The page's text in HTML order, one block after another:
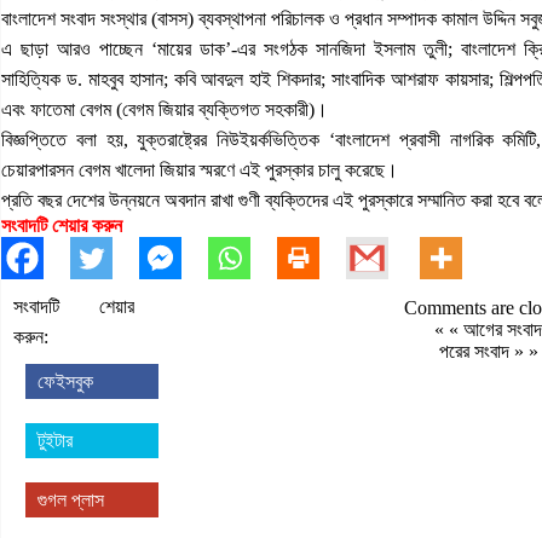
বাংলাদেশ সংবাদ সংস্থার (বাসস) ব্যবস্থাপনা পরিচালক ও প্রধান সম্পাদক কামাল উদ্দিন
এ ছাড়া আরও পাচ্ছেন ‘মায়ের ডাক’-এর সংগঠক সানজিদা ইসলাম তুলী; বাংলাদেশ
সাহিত্যিক ড. মাহবুব হাসান; কবি আবদুল হাই শিকদার; সাংবাদিক আশরাফ কায়সার;
এবং ফাতেমা বেগম (বেগম জিয়ার ব্যক্তিগত সহকারী)।
বিজ্ঞপ্তিতে বলা হয়, যুক্তরাষ্ট্রের নিউইয়র্কভিত্তিক ‘বাংলাদেশ প্রবাসী নাগরিক
চেয়ারপারসন বেগম খালেদা জিয়ার স্মরণে এই পুরস্কার চালু করেছে।
প্রতি বছর দেশের উন্নয়নে অবদান রাখা গুণী ব্যক্তিদের এই পুরস্কারে সম্মানিত করা হবে
সংবাদটি শেয়ার করুন
সংবাদটি শেয়ার
করুন:
ফেইসবুক
টুইটার
গুগল প্লাস
Comments are
« « আগের সংবাদ
পরের সংবাদ » »